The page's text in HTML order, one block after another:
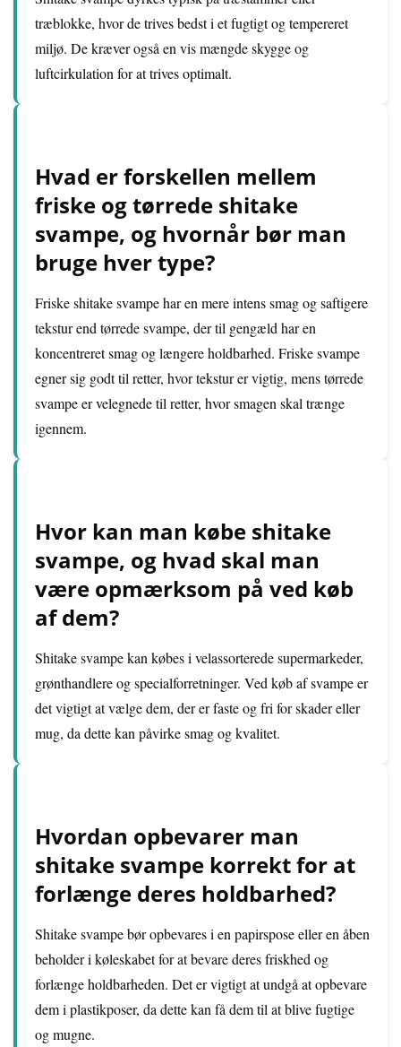
træblokke, hvor de trives bedst i et fugtigt og tempereret
miljø. De kræver også en vis mængde skygge og
luftcirkulation for at trives optimalt.
Hvad er forskellen mellem
friske og tørrede shitake
svampe, og hvornår bør man
bruge hver type?
Friske shitake svampe har en mere intens smag og saftigere
tekstur end tørrede svampe, der til gengæld har en
koncentreret smag og længere holdbarhed. Friske svampe
egner sig godt til retter, hvor tekstur er vigtig, mens tørrede
svampe er velegnede til retter, hvor smagen skal trænge
igennem.
Hvor kan man købe shitake
svampe, og hvad skal man
være opmærksom på ved køb
af dem?
Shitake svampe kan købes i velassorterede supermarkeder,
grønthandlere og specialforretninger. Ved køb af svampe er
det vigtigt at vælge dem, der er faste og fri for skader eller
mug, da dette kan påvirke smag og kvalitet.
Hvordan opbevarer man
shitake svampe korrekt for at
forlænge deres holdbarhed?
Shitake svampe bør opbevares i en papirspose eller en åben
beholder i køleskabet for at bevare deres friskhed og
forlænge holdbarheden. Det er vigtigt at undgå at opbevare
dem i plastikposer, da dette kan få dem til at blive fugtige
og mugne.